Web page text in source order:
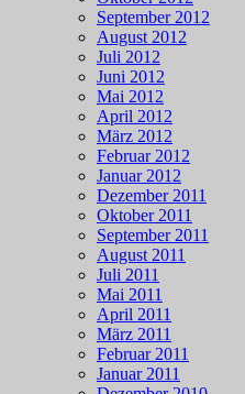
September 2012
August 2012
Juli 2012
Juni 2012
Mai 2012
April 2012
März 2012
Februar 2012
Januar 2012
Dezember 2011
Oktober 2011
September 2011
August 2011
Juli 2011
Mai 2011
April 2011
März 2011
Februar 2011
Januar 2011